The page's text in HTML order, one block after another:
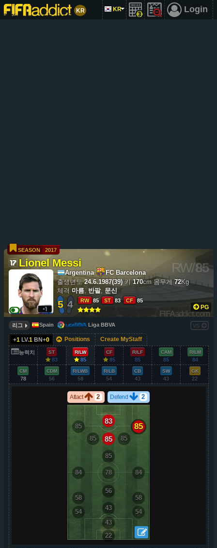
KR KR Login
Lionel Messi
SEASON 2017
Argentina
FC Barcelona
출생년도 24.6.1987(39) 키 170cm 몸무게 72Kg
체격 마름, 반팔, 문신
5 4 RW 85 ST 83 CF 85
PG
FIFAaddict.com
RW/85
리그 Spain Liga BBVA VS
+1 LV.1 BN+0 Positions Create MyStaff
능력치 ST
83
R/LW
85
CF
85
R/LF
85
CAM
85
R/LM
84
CM
78
CDM
56
R/LWB
58
R/LB
54
CB
43
SW
43
GK
22
Attact 2 Defend 2
83
85 85
85 85
85
85
84 84
78
56
58
58
54
43
54
43
22